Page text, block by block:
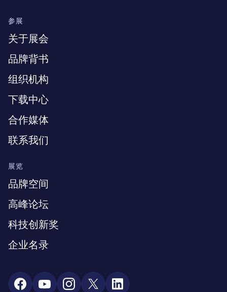
参展
关于展会
品牌背书
组织机构
下载中心
合作媒体
联系我们
展览
品牌空间
高峰论坛
科技创新奖
企业名录
Social Media